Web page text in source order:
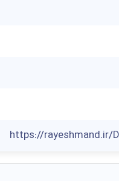
https://rayeshmand.ir/